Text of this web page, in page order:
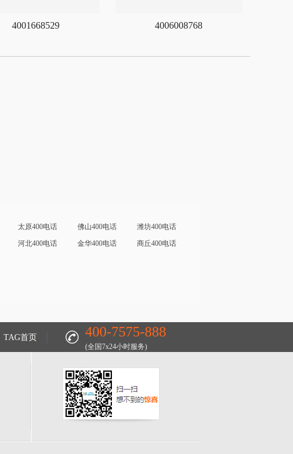
4001668529 4006008768
太原400电话 佛山400电话
潍坊400电话
河北400电话 金华400电话
商丘400电话
TAG首页 400-7575-888
(全国7x24小时服务)